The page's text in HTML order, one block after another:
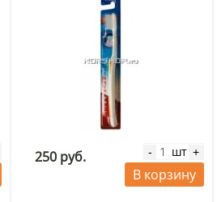
250 руб. - шт +
В корзину